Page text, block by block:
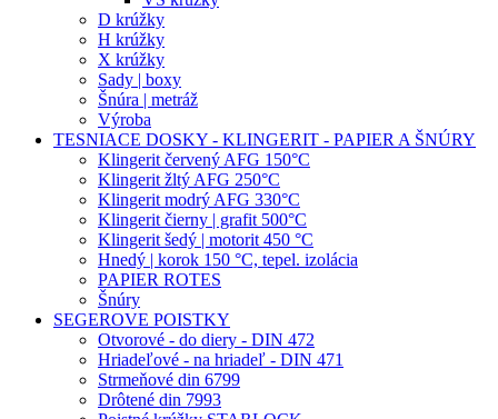
D krúžky
H krúžky
X krúžky
Sady | boxy
Šnúra | metráž
Výroba
TESNIACE DOSKY - KLINGERIT - PAPIER A ŠNÚRY
Klingerit červený AFG 150°C
Klingerit žltý AFG 250°C
Klingerit modrý AFG 330°C
Klingerit čierny | grafit 500°C
Klingerit šedý | motorit 450 °C
Hnedý | korok 150 °C, tepel. izolácia
PAPIER ROTES
Šnúry
SEGEROVE POISTKY
Otvorové - do diery - DIN 472
Hriadeľové - na hriadeľ - DIN 471
Strmeňové din 6799
Drôtené din 7993